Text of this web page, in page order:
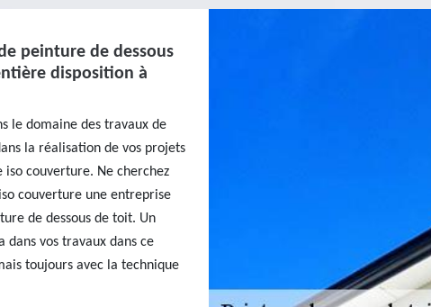
peinture de dessous
disposition à
le domaine des travaux de
la réalisation de vos projets
iso couverture. Ne cherchez
couverture une entreprise
de dessous de toit. Un
dans vos travaux dans ce
toujours avec la technique